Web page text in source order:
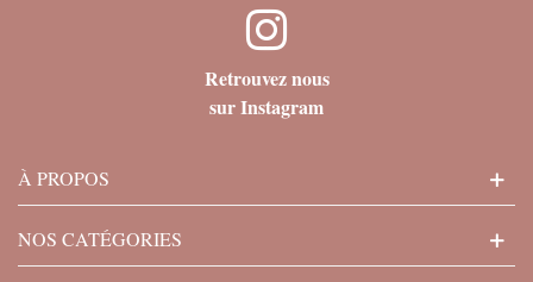
Retrouvez nous
sur Instagram
À PROPOS
NOS CATÉGORIES